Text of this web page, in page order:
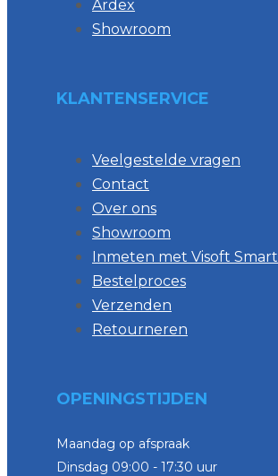
Ardex
Showroom
KLANTENSERVICE
Veelgestelde vragen
Contact
Over ons
Showroom
Inmeten met Visoft Smart
Bestelproces
Verzenden
Retourneren
OPENINGSTIJDEN
Maandag op afspraak
Dinsdag 09:00 - 17:30 uur